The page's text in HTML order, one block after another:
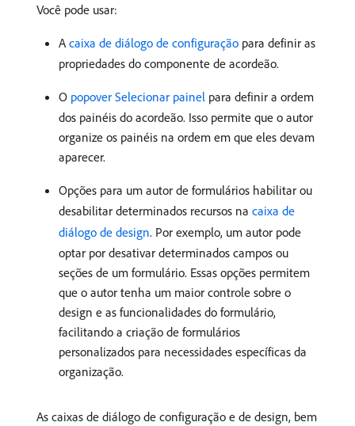
Você pode usar:
A caixa de diálogo de configuração para definir as
propriedades do componente de acordeão.
O popover Selecionar painel para definir a ordem
dos painéis do acordeão. Isso permite que o autor
organize os painéis na ordem em que eles devam
aparecer.
Opções para um autor de formulários habilitar ou
desabilitar determinados recursos na caixa de
diálogo de design. Por exemplo, um autor pode
optar por desativar determinados campos ou
seções de um formulário. Essas opções permitem
que o autor tenha um maior controle sobre o
design e as funcionalidades do formulário,
facilitando a criação de formulários
personalizados para necessidades específicas da
organização.
As caixas de diálogo de configuração e de design, bem